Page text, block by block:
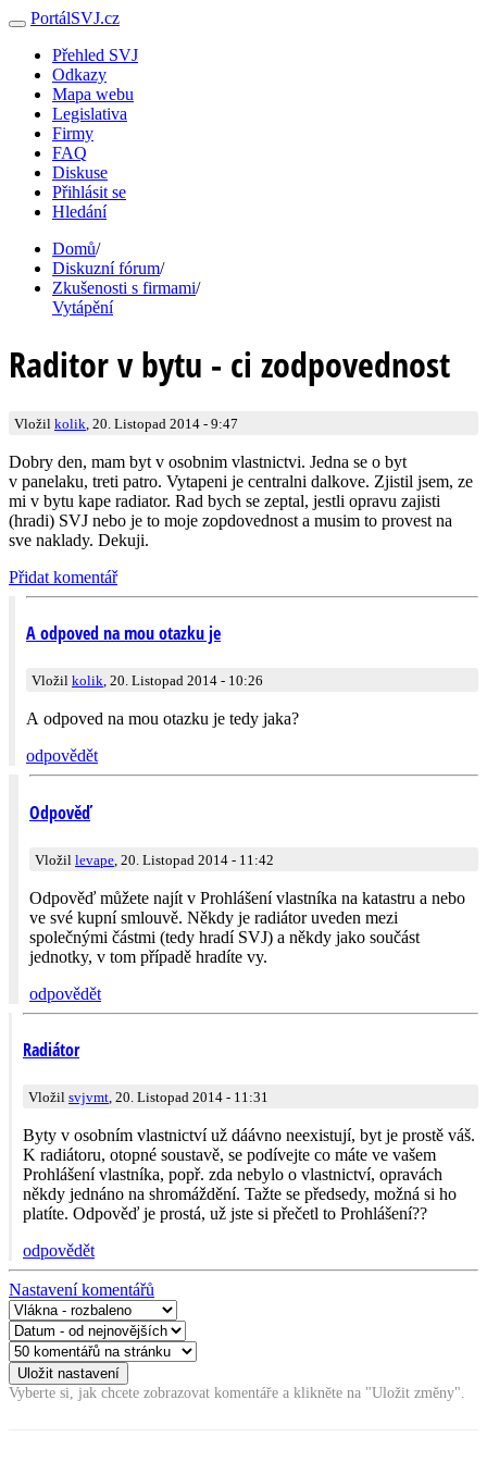
PortálSVJ.cz
Přehled SVJ
Odkazy
Mapa webu
Legislativa
Firmy
FAQ
Diskuse
Přihlásit se
Hledání
Domů/
Diskuzní fórum/
Zkušenosti s firmami/
Vytápění
Raditor v bytu - ci zodpovednost
Vložil kolik , 20. Listopad 2014 - 9:47
Dobry den, mam byt v osobnim vlastnictvi. Jedna se o byt
v panelaku, treti patro. Vytapeni je centralni dalkove. Zjistil jsem, ze
mi v bytu kape radiator. Rad bych se zeptal, jestli opravu zajisti
(hradi) SVJ nebo je to moje zopdovednost a musim to provest na
sve naklady. Dekuji.
Přidat komentář
A odpoved na mou otazku je
Vložil kolik, 20. Listopad 2014 - 10:26
A odpoved na mou otazku je tedy jaka?
odpovědět
Odpověď
Vložil levape , 20. Listopad 2014 - 11:42
Odpověď můžete najít v Prohlášení vlastníka na katastru a nebo
ve své kupní smlouvě. Někdy je radiátor uveden mezi
společnými částmi (tedy hradí SVJ) a někdy jako součást
jednotky, v tom případě hradíte vy.
odpovědět
Radiátor
Vložil svjvmt, 20. Listopad 2014 - 11:31
Byty v osobním vlastnictví už dáávno neexistují, byt je prostě váš.
K radiátoru, otopné soustavě, se podívejte co máte ve vašem
Prohlášení vlastníka, popř. zda nebylo o vlastnictví, opravách
někdy jednáno na shromáždění. Tažte se předsedy, možná si ho
platíte. Odpověď je prostá, už jste si přečetl to Prohlášení??
odpovědět
Nastavení komentářů
Vyberte si, jak chcete zobrazovat komentáře a klikněte na "Uložit změny".